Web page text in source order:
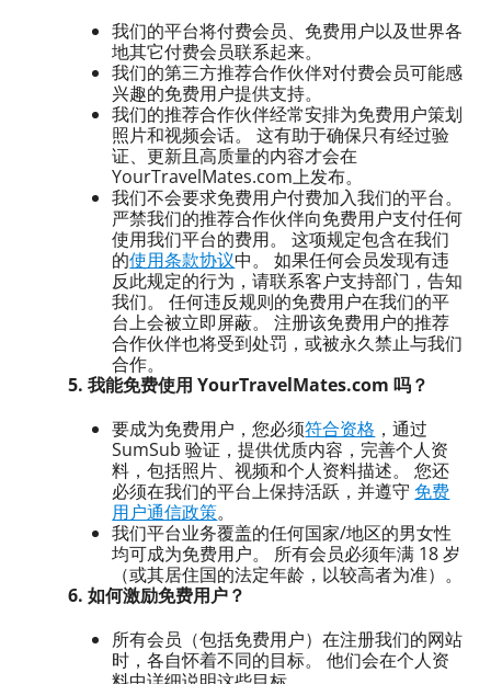
我们的平台将付费会员、免费用户以及世界各
地其它付费会员联系起来。
我们的第三方推荐合作伙伴对付费会员可能感
兴趣的免费用户提供支持。
我们的推荐合作伙伴经常安排为免费用户策划
照片和视频会话。 这有助于确保只有经过验
证、更新且高质量的内容才会在
YourTravelMates.com上发布。
我们不会要求免费用户付费加入我们的平台。
严禁我们的推荐合作伙伴向免费用户支付任何
使用我们平台的费用。 这项规定包含在我们
的使用条款协议中。 如果任何会员发现有违
反此规定的行为，请联系客户支持部门，告知
我们。 任何违反规则的免费用户在我们的平
台上会被立即屏蔽。 注册该免费用户的推荐
合作伙伴也将受到处罚，或被永久禁止与我们
合作。
5. 我能免费使用 YourTravelMates.com 吗？
要成为免费用户，您必须符合资格 ，通过
SumSub 验证，提供优质内容，完善个人资
料，包括照片、视频和个人资料描述。 您还
必须在我们的平台上保持活跃，并遵守 免费
用户通信政策。
我们平台业务覆盖的任何国家/地区的男女性
均可成为免费用户。 所有会员必须年满 18 岁
（或其居住国的法定年龄，以较高者为准）。
6. 如何激励免费用户？
所有会员（包括免费用户）在注册我们的网站
时，各自怀着不同的目标。 他们会在个人资